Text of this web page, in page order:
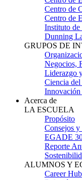
Centro de
Centro de
Instituto de
Dunning
GRUPOS DE
Negocios,
Liderazgo
Ciencia
Acerca de
LA ESCUELA
Propósito
Consejos
EGADE
Reporte
ALUMNOS Y
Career Hub